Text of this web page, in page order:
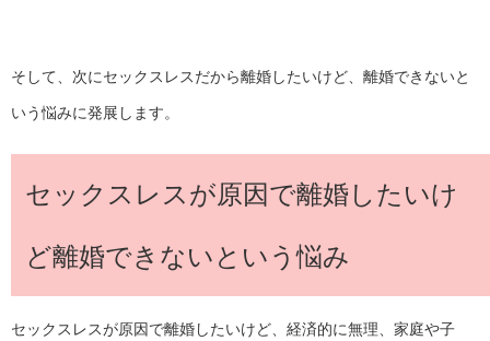
そして、次にセックスレスだから離婚したいけど、離婚できないと
いう悩みに発展します。
セックスレスが原因で離婚したいけ
ど離婚できないという悩み
セックスレスが原因で離婚したいけど、経済的に無理、家庭や子